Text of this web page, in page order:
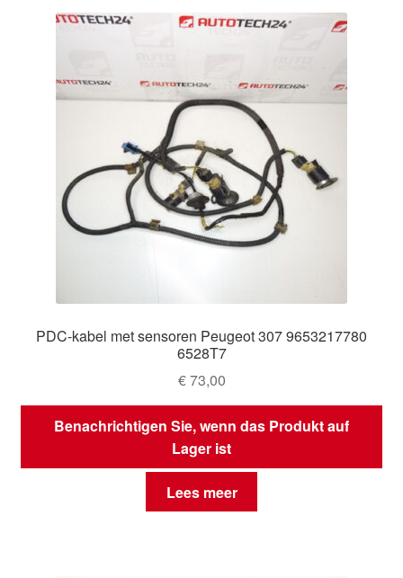
PDC-kabel met sensoren Peugeot 307 9653217780
6528T7
€73,00
Benachrichtigen Sie, wenn das Produkt auf
Lager ist
Lees meer